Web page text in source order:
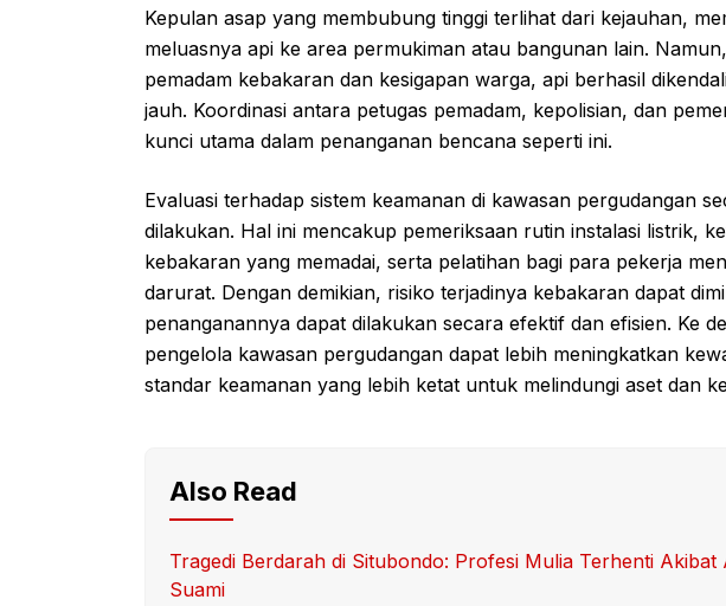
Kepulan asap yang membubung tinggi terlihat dari kejauhan,
meluasnya api ke area permukiman atau bangunan lain.
pemadam kebakaran dan kesigapan warga, api berhasil
jauh. Koordinasi antara petugas pemadam, kepolisian, dan
kunci utama dalam penanganan bencana seperti ini.
Evaluasi terhadap sistem keamanan di kawasan pergudangan
dilakukan. Hal ini mencakup pemeriksaan rutin instalasi listrik,
kebakaran yang memadai, serta pelatihan bagi para pekerja
darurat. Dengan demikian, risiko terjadinya kebakaran dapat
penanganannya dapat dilakukan secara efektif dan efisien. Ke
pengelola kawasan pergudangan dapat lebih meningkatkan
standar keamanan yang lebih ketat untuk melindungi aset dan
Also Read
Tragedi Berdarah di Situbondo: Profesi Mulia Terhenti
Suami